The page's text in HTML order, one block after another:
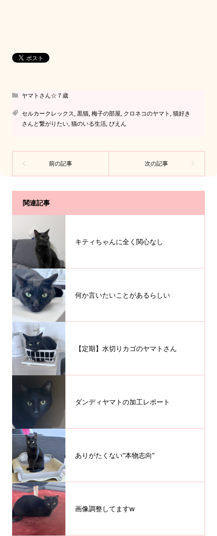
ヤマトさん☆７歳
セルカークレックス,黒猫,梅子の部屋, クロネコのヤマト ,猫好き
さんと繋がりたい,猫のいる生活,ぴえん
関連記事
キティちゃんに全く関心なし
何か言いたいことがあるらしい
【定期】水切りカゴのヤマトさん
ダンディヤマトの加工レポート
ありがたくない“本物志向”
画像調整してますw